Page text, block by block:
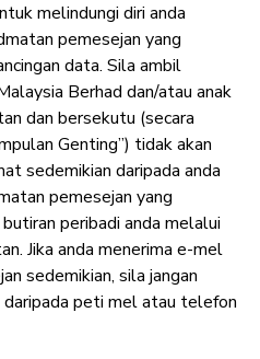
melindungi diri anda
pemesejan yang
data. Sila ambil
Berhad dan/atau anak
dan bersekutu (secara
Genting”) tidak akan
sedemikian daripada anda
pemesejan yang
peribadi anda melalui
Jika anda menerima e-mel
sedemikian, sila jangan
daripada peti mel atau telefon